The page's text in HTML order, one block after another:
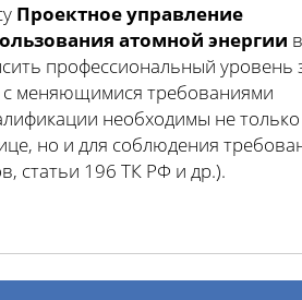
Проектное управление
атомной энергии
профессиональный уровень
с меняющимися требованиями
необходимы не только
но и для соблюдения
статьи 196 ТК РФ и др.).